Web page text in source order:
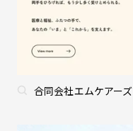
合同会社エムケアーズ